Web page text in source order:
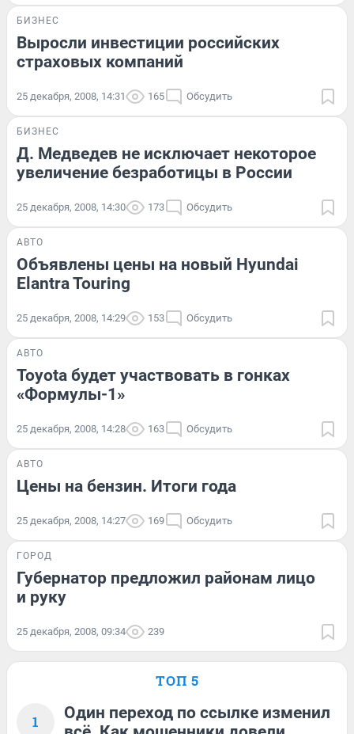
БИЗНЕС
Выросли инвестиции российских
страховых компаний
25 декабря, 2008, 14:31 165 Обсудить
БИЗНЕС
Д. Медведев не исключает некоторое
увеличение безработицы в России
25 декабря, 2008, 14:30 173 Обсудить
АВТО
Объявлены цены на новый Hyundai
Elantra Touring
25 декабря, 2008, 14:29 153 Обсудить
АВТО
Toyota будет участвовать в гонках
«Формулы-1»
25 декабря, 2008, 14:28 163 Обсудить
АВТО
Цены на бензин. Итоги года
25 декабря, 2008, 14:27 169 Обсудить
ГОРОД
Губернатор предложил районам лицо
и руку
25 декабря, 2008, 09:34 239
ТОП 5
1
Один переход по ссылке изменил